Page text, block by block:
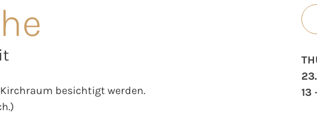
besichtigt werden.
13